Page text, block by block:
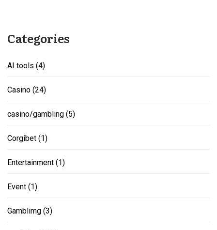
Categories
AI tools (4)
Casino (24)
casino/gambling (5)
Corgibet (1)
Entertainment (1)
Event (1)
Gamblimg (3)